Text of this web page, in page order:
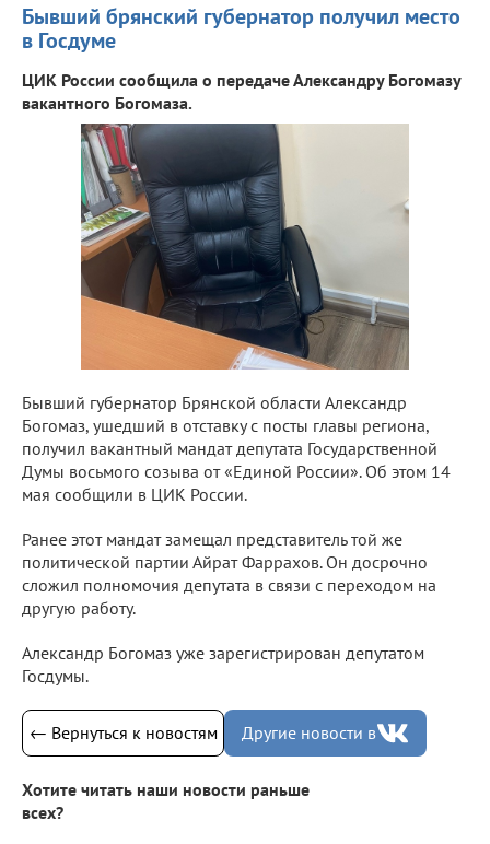
Бывший брянский губернатор получил место
в Госдуме
ЦИК России сообщила о передаче Александру Богомазу
вакантного Богомаза.
Бывший губернатор Брянской области Александр
Богомаз, ушедший в отставку с посты главы региона,
получил вакантный мандат депутата Государственной
Думы восьмого созыва от «Единой России». Об этом 14
мая сообщили в ЦИК России.
Ранее этот мандат замещал представитель той же
политической партии Айрат Фаррахов. Он досрочно
сложил полномочия депутата в связи с переходом на
другую работу.
Александр Богомаз уже зарегистрирован депутатом
Госдумы.
← Вернуться к новостям Другие новости в
Хотите читать наши новости раньше
всех?